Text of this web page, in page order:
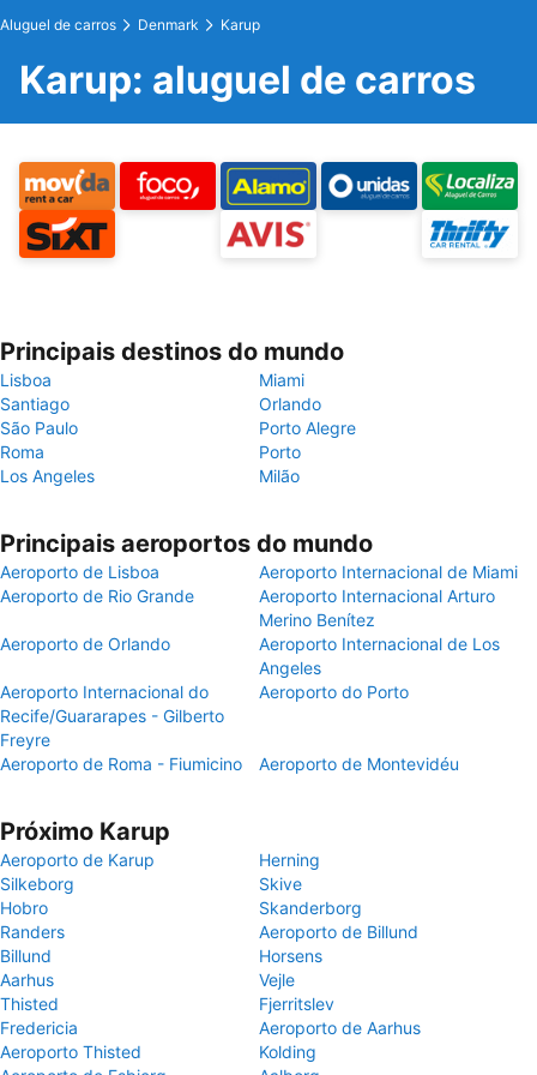
Aluguel de carros Denmark Karup
Karup: aluguel de carros
Principais destinos do mundo
Lisboa
Miami
Santiago
Orlando
São Paulo
Porto Alegre
Roma
Porto
Los Angeles
Milão
Principais aeroportos do mundo
Aeroporto de Lisboa
Aeroporto Internacional de Miami
Aeroporto de Rio Grande
Aeroporto Internacional Arturo
Merino Benítez
Aeroporto de Orlando
Aeroporto Internacional de Los
Angeles
Aeroporto Internacional do
Recife/Guararapes - Gilberto
Freyre
Aeroporto do Porto
Aeroporto de Roma - Fiumicino Aeroporto de Montevidéu
Próximo Karup
Aeroporto de Karup
Herning
Silkeborg
Skive
Hobro
Skanderborg
Randers
Aeroporto de Billund
Billund
Horsens
Aarhus
Vejle
Thisted
Fjerritslev
Fredericia
Aeroporto de Aarhus
Aeroporto Thisted
Kolding